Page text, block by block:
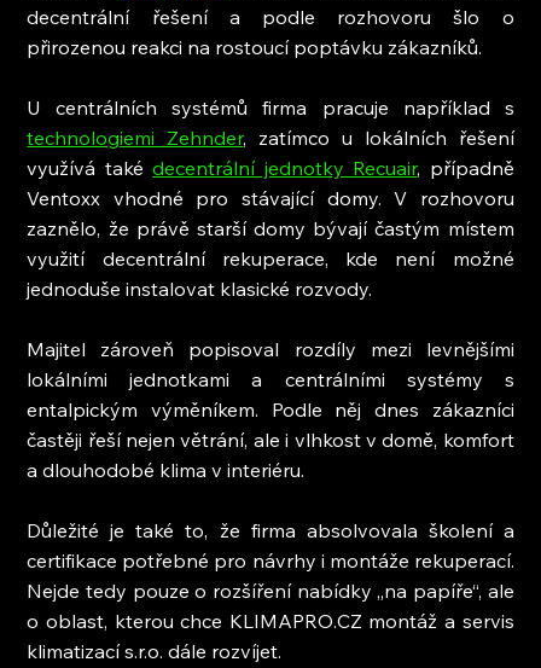
decentrální řešení a podle rozhovoru šlo o
přirozenou reakci na rostoucí poptávku zákazníků.
technologiemi Zehnder, zatímco u lokálních řešení
využívá také decentrální jednotky Recuair, případně
Ventoxx vhodné pro stávající domy. V rozhovoru
zaznělo, že právě starší domy bývají častým místem
využití decentrální rekuperace, kde není možné
jednoduše instalovat klasické rozvody.
Majitel zároveň popisoval rozdíly mezi levnějšími
lokálními jednotkami a centrálními systémy s
entalpickým výměníkem. Podle něj dnes zákazníci
častěji řeší nejen větrání, ale i vlhkost v domě, komfort
a dlouhodobé klima v interiéru.
Důležité je také to, že firma absolvovala školení a
certifikace potřebné pro návrhy i montáže rekuperací.
Nejde tedy pouze o rozšíření nabídky „na papíře“, ale
o oblast, kterou chce KLIMAPRO.CZ montáž a servis
klimatizací s.r.o. dále rozvíjet.